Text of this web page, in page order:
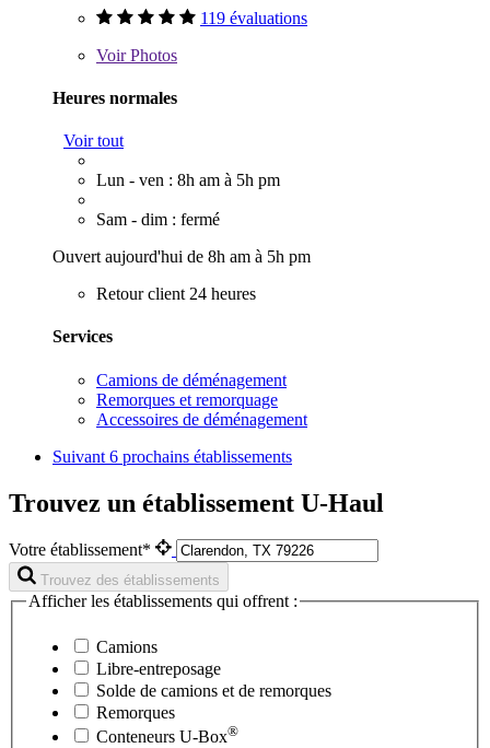
119 évaluations
VoirPhotos
Heures normales
Voir tout
Lun - ven : 8h am à 5h pm
Sam - dim : fermé
Ouvert aujourd'hui de 8h am à 5h pm
Retour client 24 heures
Services
Camions de déménagement
Remorques et remorquage
Accessoires de déménagement
Suivant 6 prochains établissements
Trouvez un établissement U-Haul
Votre établissement*
Trouvez des établissements
Afficher les établissements qui offrent :
Camions
Libre-entreposage
Solde de camions et de remorques
Remorques
Conteneurs U-Box®